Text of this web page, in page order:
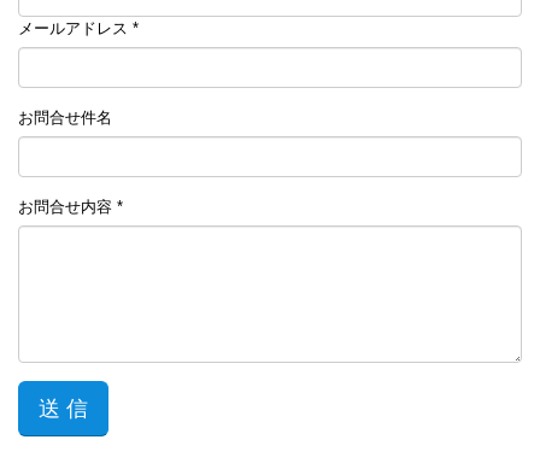
メールアドレス *
お問合せ件名
お問合せ内容 *